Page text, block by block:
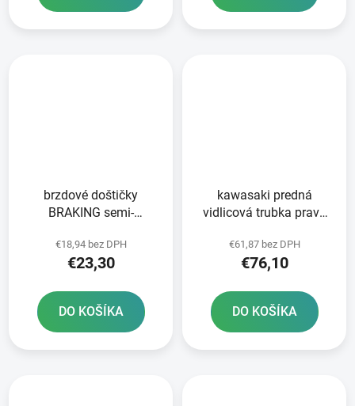
brzdové doštičky
BRAKING semi-
ks v balení
€18,94 bez DPH
€23,30
DO KOŠÍKA
kawasaki predná
vidlicová trubka pravá
€61,87 bez DPH
€76,10
DO KOŠÍKA